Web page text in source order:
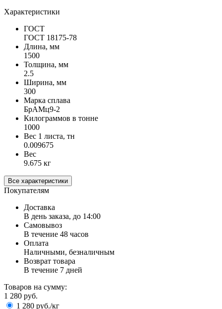
Характеристики
ГОСТ
ГОСТ 18175-78
Длина, мм
1500
Толщина, мм
2.5
Ширина, мм
300
Марка сплава
БрАМц9-2
Килограммов в тонне
1000
Вес 1 листа, тн
0.009675
Вес
9.675 кг
Все характеристики
Покупателям
Доставка
В день заказа, до 14:00
Самовывоз
В течение 48 часов
Оплата
Наличными, безналичным
Возврат товара
В течение 7 дней
Товаров на сумму:
1 280 руб.
1 280 руб./кг